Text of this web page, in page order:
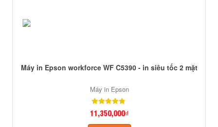
Máy in Epson workforce WF C5390 - in siêu tốc 2 mặt
Máy in Epson
11,350,000₫